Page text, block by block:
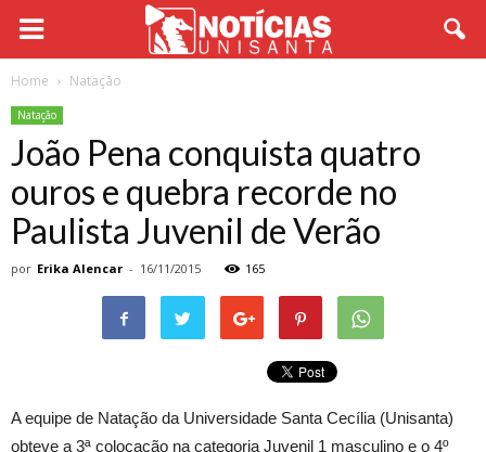
Home Natação
Natação
João Pena conquista quatro
ouros e quebra recorde no
Paulista Juvenil de Verão
por Erika Alencar - 16/11/2015 165
A equipe de Natação da Universidade Santa Cecília (Unisanta)
obteve a 3ª colocação na categoria Juvenil 1 masculino e o 4º